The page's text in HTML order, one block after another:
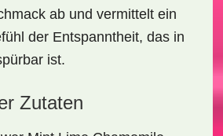
ab und vermittelt ein
der Entspanntheit, das in
ist.
Zutaten